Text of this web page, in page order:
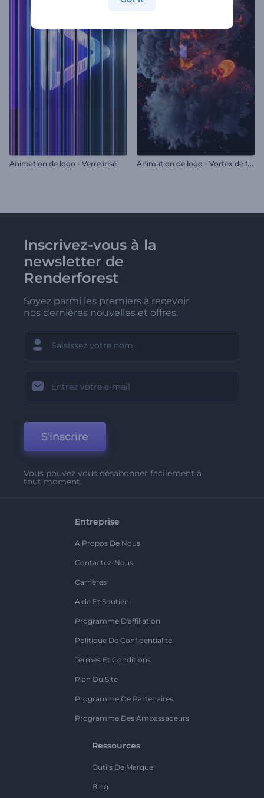
Animation de logo - Verre irisé A
nimation de logo - Vortex de feu
Inscrivez-vous à la
newsletter de
Renderforest
Soyez parmi les premiers à recevoir
nos dernières nouvelles et offres.
S'inscrire
Vous pouvez vous désabonner facilement à
tout moment.
Entreprise
A Propos De Nous
Contactez-Nous
Carrières
Aide Et Soutien
Programme D'affiliation
Politique De Confidentialité
Termes Et Conditions
Plan Du Site
Programme De Partenaires
Programme Des Ambassadeurs
Ressources
Outils De Marque
Blog